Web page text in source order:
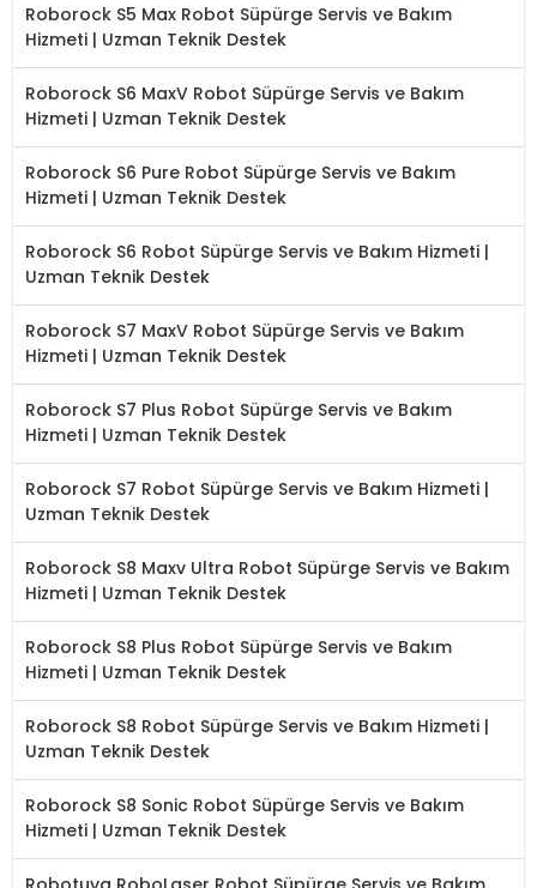
Roborock S5 Max Robot Süpürge Servis ve Bakım
Hizmeti | Uzman Teknik Destek
Roborock S6 MaxV Robot Süpürge Servis ve Bakım
Hizmeti | Uzman Teknik Destek
Roborock S6 Pure Robot Süpürge Servis ve Bakım
Hizmeti | Uzman Teknik Destek
Roborock S6 Robot Süpürge Servis ve Bakım Hizmeti |
Uzman Teknik Destek
Roborock S7 MaxV Robot Süpürge Servis ve Bakım
Hizmeti | Uzman Teknik Destek
Roborock S7 Plus Robot Süpürge Servis ve Bakım
Hizmeti | Uzman Teknik Destek
Roborock S7 Robot Süpürge Servis ve Bakım Hizmeti |
Uzman Teknik Destek
Roborock S8 Maxv Ultra Robot Süpürge Servis ve Bakım
Hizmeti | Uzman Teknik Destek
Roborock S8 Plus Robot Süpürge Servis ve Bakım
Hizmeti | Uzman Teknik Destek
Roborock S8 Robot Süpürge Servis ve Bakım Hizmeti |
Uzman Teknik Destek
Roborock S8 Sonic Robot Süpürge Servis ve Bakım
Hizmeti | Uzman Teknik Destek